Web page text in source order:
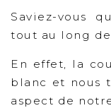
Saviez-vous
tout au long
En effet, la
blanc et nous
aspect de